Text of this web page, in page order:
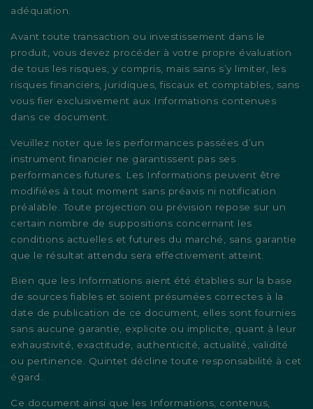
adéquation.
Avant toute transaction ou investissement dans le
produit, vous devez procéder à votre propre évaluation
de tous les risques, y compris, mais sans s’y limiter, les
risques financiers, juridiques, fiscaux et comptables, sans
vous fier exclusivement aux Informations contenues
dans ce document.
Veuillez noter que les performances passées d’un
instrument financier ne garantissent pas ses
performances futures. Les Informations peuvent être
modifiées à tout moment sans préavis ni notification
préalable. Toute projection ou prévision repose sur un
certain nombre de suppositions concernant les
conditions actuelles et futures du marché, sans garantie
que le résultat attendu sera effectivement atteint.
Bien que les Informations aient été établies sur la base
de sources fiables et soient présumées correctes à la
date de publication de ce document, elles sont fournies
sans aucune garantie, explicite ou implicite, quant à leur
exhaustivité, exactitude, authenticité, actualité, validité
ou pertinence. Quintet décline toute responsabilité à cet
égard.
Ce document ainsi que les Informations, contenus,